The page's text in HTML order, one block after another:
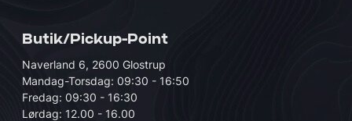
Butik/Pickup-Point
Naverland 6, 2600 Glostrup
Mandag-Torsdag: 09:30 - 16:50
Fredag: 09:30 - 16:30
Lørdag: 12.00 - 16.00